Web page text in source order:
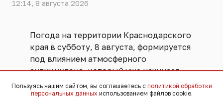
12:14, 8 августа 2026
Погода на территории Краснодарского
края в субботу, 8 августа, формируется
под влиянием атмосферного
антициклона, который уже начинает
разрушаться. Этот процесс приведёт к
росту облачности, что позволит
Пользуясь нашим сайтом, вы соглашаетесь с политикой обработки
персональных данных использованием файлов cookie.